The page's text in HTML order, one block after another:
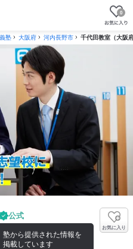
0
塾 大阪府 河内長野市 千代田教室（大阪
公式
塾から提供された情報を
掲載しています
お気に入り